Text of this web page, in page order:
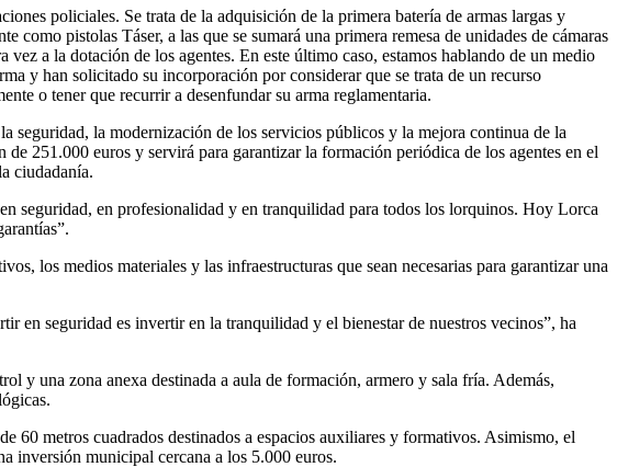
policiales. Se trata de la adquisición de la primera batería de armas largas y
pistolas Táser, a las que se sumará una primera remesa de unidades de cámaras
a la dotación de los agentes. En este último caso, estamos hablando de un medio
y han solicitado su incorporación por considerar que se trata de un recurso
o tener que recurrir a desenfundar su arma reglamentaria.
seguridad, la modernización de los servicios públicos y la mejora continua de la
251.000 euros y servirá para garantizar la formación periódica de los agentes en el
ciudadanía.
seguridad, en profesionalidad y en tranquilidad para todos los lorquinos. Hoy Lorca
los medios materiales y las infraestructuras que sean necesarias para garantizar una
en seguridad es invertir en la tranquilidad y el bienestar de nuestros vecinos”, ha
y una zona anexa destinada a aula de formación, armero y sala fría. Además,
60 metros cuadrados destinados a espacios auxiliares y formativos. Asimismo, el
inversión municipal cercana a los 5.000 euros.